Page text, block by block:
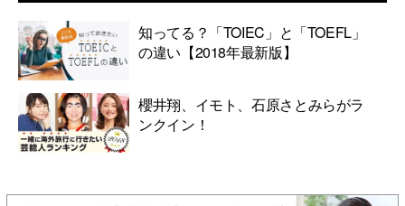
知ってる？「TOIEC」と「TOEFL」
の違い【2018年最新版】
櫻井翔、イモト、石原さとみらがラ
ンクイン！